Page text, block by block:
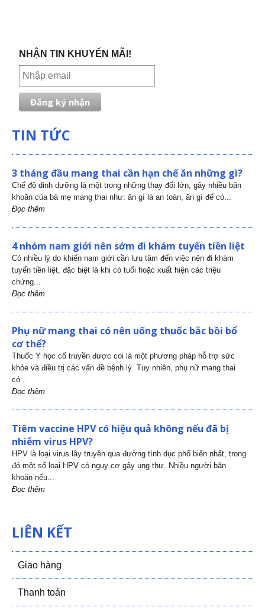
NHẬN TIN KHUYẾN MÃI!
TIN TỨC
3 tháng đầu mang thai cần hạn chế ăn những gì?
Chế độ dinh dưỡng là một trong những thay đổi lớn, gây nhiều băn
khoăn của bà mẹ mang thai như: ăn gì là an toàn, ăn gì để có...
Đọc thêm
4 nhóm nam giới nên sớm đi khám tuyến tiền liệt
Có nhiều lý do khiến nam giới cần lưu tâm đến việc nên đi khám
tuyến tiền liệt, đặc biệt là khi có tuổi hoặc xuất hiện các triệu
chứng...
Đọc thêm
Phụ nữ mang thai có nên uống thuốc bắc bồi bổ
cơ thể?
Thuốc Y học cổ truyền được coi là một phương pháp hỗ trợ sức
khỏe và điều trị các vấn đề bệnh lý. Tuy nhiên, phụ nữ mang thai
có...
Đọc thêm
Tiêm vaccine HPV có hiệu quả không nếu đã bị
nhiễm virus HPV?
HPV là loại virus lây truyền qua đường tình dục phổ biến nhất, trong
đó một số loại HPV có nguy cơ gây ung thư. Nhiều người băn
khoăn nếu...
Đọc thêm
LIÊN KẾT
Giao hàng
Thanh toán